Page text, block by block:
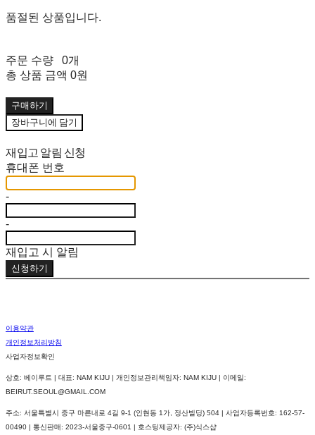
품절된 상품입니다.
주문 수량
0개
총 상품 금액 0원
구매하기
장바구니에 담기
재입고 알림 신청
휴대폰 번호
-
-
재입고 시 알림
신청하기
이용약관
개인정보처리방침
사업자정보확인
상호: 베이루트 | 대표: NAM KIJU | 개인정보관리책임자: NAM KIJU | 이메일:
BEIRUT.SEOUL@GMAIL.COM
주소: 서울특별시 중구 마른내로 4길 9-1 (인현동 1가, 정산빌딩) 504 | 사업자등록번호: 162-57-
00490 | 통신판매: 2023-서울중구-0601 | 호스팅제공자: (주)식스샵